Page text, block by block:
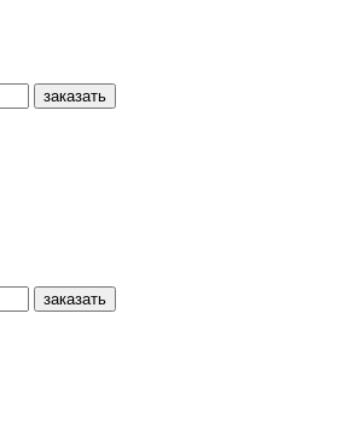
заказать
заказать